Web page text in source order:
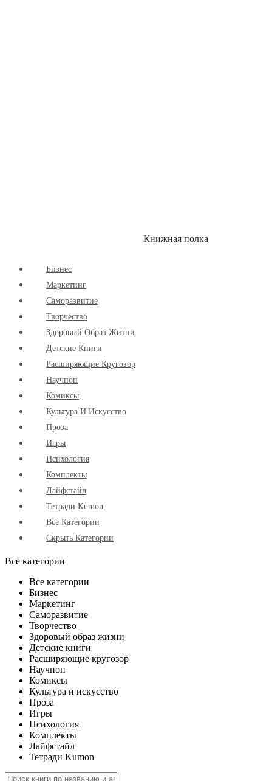
Книжная полка
Бизнес
Маркетинг
Cаморазвитие
Творчество
Здоровый Образ Жизни
Детские Книги
Расширяющие Кругозор
Научпоп
Комиксы
Культура И Искусство
Проза
Игры
Психология
Комплекты
Лайфстайл
Тетради Kumon
Все Категории
Скрыть Категории
Все категории
Все категории
Бизнес
Маркетинг
Саморазвитие
Творчество
Здоровый образ жизни
Детские книги
Расширяющие кругозор
Научпоп
Комиксы
Культура и искусство
Проза
Игры
Психология
Комплекты
Лайфстайл
Тетради Kumon